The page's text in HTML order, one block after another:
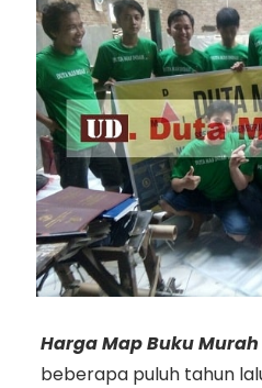
Harga Map Buku
beberapa puluh tahun